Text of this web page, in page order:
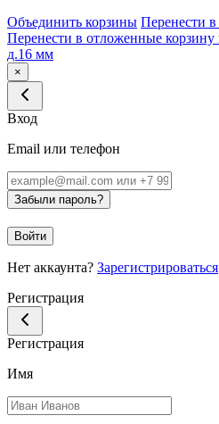
Объединить корзины Перенести
Перенести в отложенные корзину
д.16 мм
×
Вход
Email или телефон
Забыли пароль?
Войти
Нет аккаунта? Зарегистрироваться
Регистрация
Регистрация
Имя